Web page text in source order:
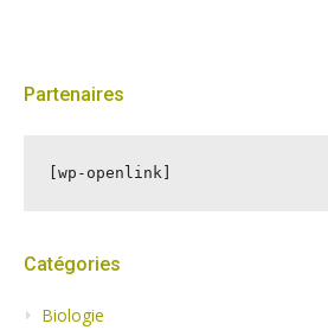
Partenaires
[wp-openlink]
Catégories
Biologie